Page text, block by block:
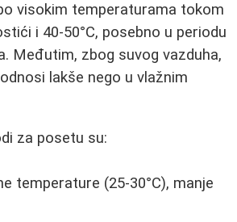
visokim temperaturama tokom
i 40-50°C, posebno u periodu
Međutim, zbog suvog vazduha,
lakše nego u vlažnim
za posetu su:
temperature (25-30°C), manje